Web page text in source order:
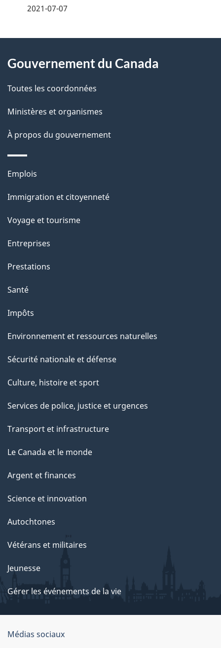
i
l
s
d
e
l
a
p
a
g
e
2021-07-07
propos
de
ce
site
Gouvernement du Canada
Toutes les coordonnées
Ministères et organismes
À propos du gouvernement
Thèmes
sujets
Emplois
Immigration et citoyenneté
Voyage et tourisme
Entreprises
Prestations
Santé
Impôts
Environnement et ressources naturelles
Sécurité nationale et défense
Culture, histoire et sport
Services de police, justice et urgences
Transport et infrastructure
Le Canada et le monde
Argent et finances
Science et innovation
Autochtones
Vétérans et militaires
Jeunesse
Gérer les événements de la vie
Organisation
Médias sociaux